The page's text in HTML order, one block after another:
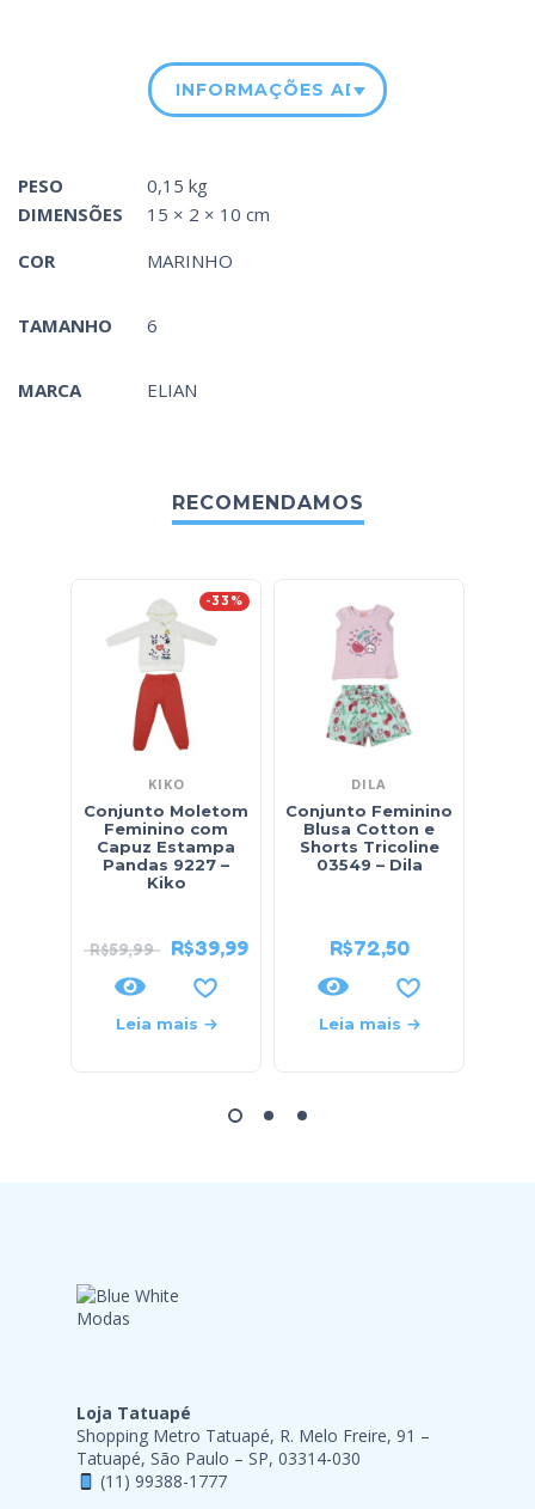
INFORMAÇÕES ADICIONAIS
PESO
0,15 kg
DIMENSÕES
15 × 2 × 10 cm
COR
MARINHO
TAMANHO 6
MARCA ELIAN
RECOMENDAMOS
-33%
KIKO
Conjunto Moletom
Feminino com
Capuz Estampa
Pandas 9227 –
Kiko
R$59,99 R$39,99
Leia mais
DILA
Conjunto Feminino
Blusa Cotton e
Shorts Tricoline
03549 – Dila
R$72,50
Leia mais
Loja Tatuapé
Shopping Metro Tatuapé, R. Melo Freire, 91 –
Tatuapé, São Paulo – SP, 03314-030
(11) 99388-1777